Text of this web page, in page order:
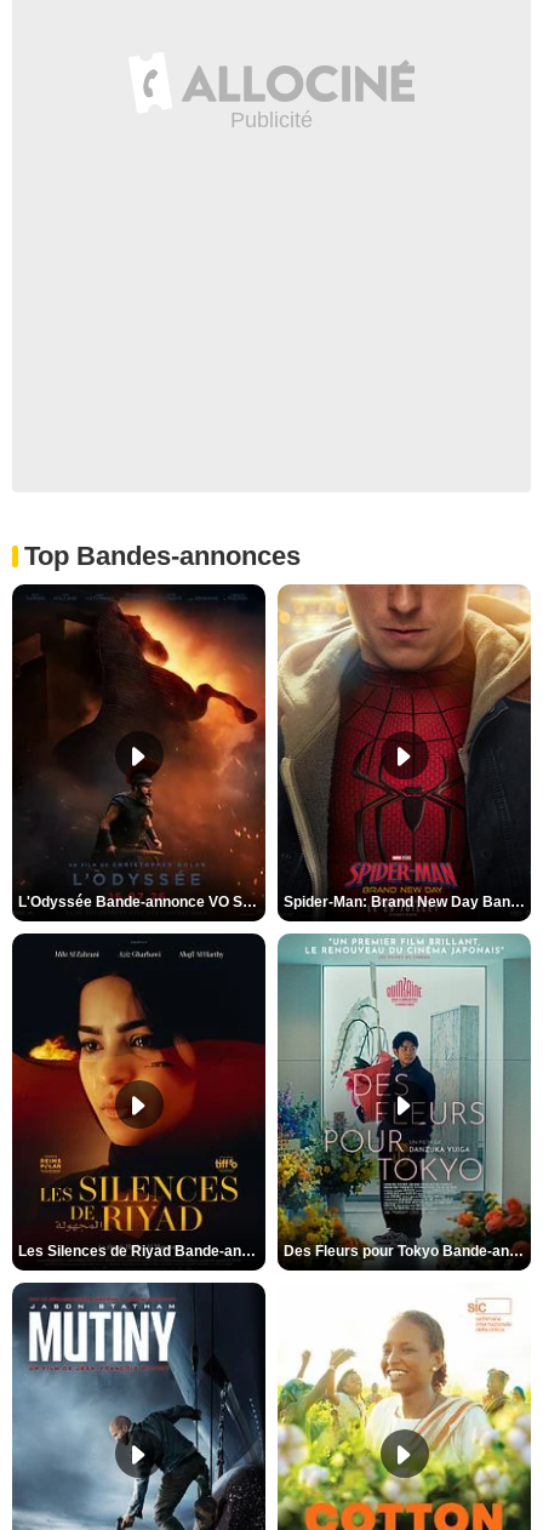
Top Bandes-annonces
L'Odyssée Bande-annonce VO STFR Spider-Man: Brand New Day Bande-annonce VO STFR
Les Silences de Riyad Bande-annonce VO STFR Des Fleurs pour Tokyo Bande-annonce VO STFR